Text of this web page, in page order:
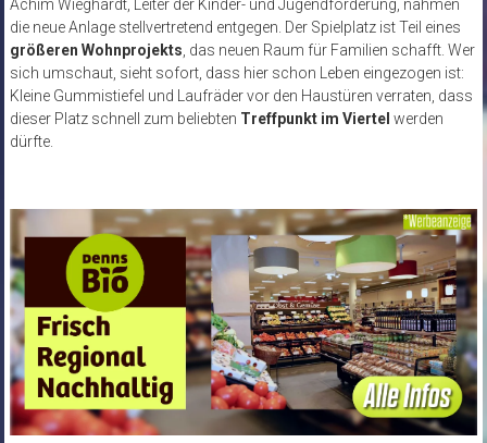
Achim Wieghardt, Leiter der Kinder- und Jugendförderung, nahmen
die neue Anlage stellvertretend entgegen. Der Spielplatz ist Teil eines
größeren Wohnprojekts, das neuen Raum für Familien schafft. Wer
sich umschaut, sieht sofort, dass hier schon Leben eingezogen ist:
Kleine Gummistiefel und Laufräder vor den Haustüren verraten, dass
dieser Platz schnell zum beliebten Treffpunkt im Viertel werden
dürfte.